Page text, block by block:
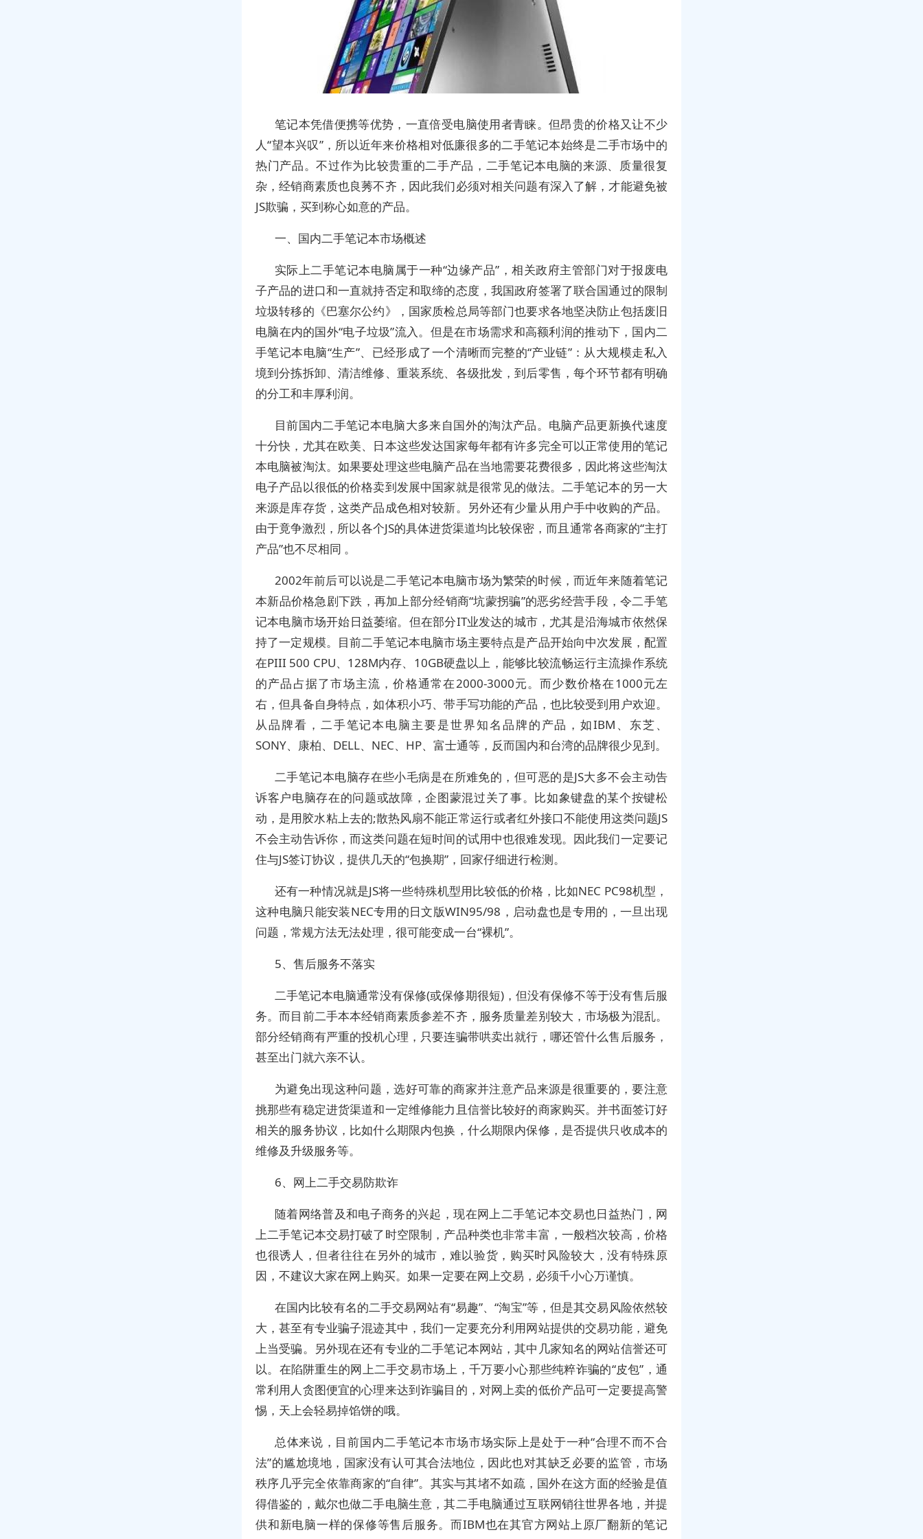
笔记本凭借便携等优势，一直倍受电脑使用者青睐。但昂贵的价格又让不少
人“望本兴叹”，所以近年来价格相对低廉很多的二手笔记本始终是二手市场中的
热门产品。不过作为比较贵重的二手产品，二手笔记本电脑的来源、质量很复
杂，经销商素质也良莠不齐，因此我们必须对相关问题有深入了解，才能避免被
JS欺骗，买到称心如意的产品。
一、国内二手笔记本市场概述
实际上二手笔记本电脑属于一种“边缘产品”，相关政府主管部门对于报废电
子产品的进口和一直就持否定和取缔的态度，我国政府签署了联合国通过的限制
垃圾转移的《巴塞尔公约》，国家质检总局等部门也要求各地坚决防止包括废旧
电脑在内的国外“电子垃圾”流入。但是在市场需求和高额利润的推动下，国内二
手笔记本电脑“生产”、已经形成了一个清晰而完整的“产业链”：从大规模走私入
境到分拣拆卸、清洁维修、重装系统、各级批发，到后零售，每个环节都有明确
的分工和丰厚利润。
目前国内二手笔记本电脑大多来自国外的淘汰产品。电脑产品更新换代速度
十分快，尤其在欧美、日本这些发达国家每年都有许多完全可以正常使用的笔记
本电脑被淘汰。如果要处理这些电脑产品在当地需要花费很多，因此将这些淘汰
电子产品以很低的价格卖到发展中国家就是很常见的做法。二手笔记本的另一大
来源是库存货，这类产品成色相对较新。另外还有少量从用户手中收购的产品。
由于竟争激烈，所以各个JS的具体进货渠道均比较保密，而且通常各商家的“主打
产品”也不尽相同 。
2002年前后可以说是二手笔记本电脑市场为繁荣的时候，而近年来随着笔记
本新品价格急剧下跌，再加上部分经销商“坑蒙拐骗”的恶劣经营手段，令二手笔
记本电脑市场开始日益萎缩。但在部分IT业发达的城市，尤其是沿海城市依然保
持了一定规模。目前二手笔记本电脑市场主要特点是产品开始向中次发展，配置
在PIII 500 CPU、128M内存、10GB硬盘以上，能够比较流畅运行主流操作系统
的产品占据了市场主流，价格通常在2000-3000元。而少数价格在1000元左
右，但具备自身特点，如体积小巧、带手写功能的产品，也比较受到用户欢迎。
从品牌看，二手笔记本电脑主要是世界知名品牌的产品，如IBM、东芝、
SONY、康柏、DELL、NEC、HP、富士通等，反而国内和台湾的品牌很少见到。
二手笔记本电脑存在些小毛病是在所难免的，但可恶的是JS大多不会主动告
诉客户电脑存在的问题或故障，企图蒙混过关了事。比如象键盘的某个按键松
动，是用胶水粘上去的;散热风扇不能正常运行或者红外接口不能使用这类问题JS
不会主动告诉你，而这类问题在短时间的试用中也很难发现。因此我们一定要记
住与JS签订协议，提供几天的“包换期”，回家仔细进行检测。
还有一种情况就是JS将一些特殊机型用比较低的价格，比如NEC PC98机型，
这种电脑只能安装NEC专用的日文版WIN95/98，启动盘也是专用的，一旦出现
问题，常规方法无法处理，很可能变成一台“裸机”。
5、售后服务不落实
二手笔记本电脑通常没有保修(或保修期很短)，但没有保修不等于没有售后服
务。而目前二手本本经销商素质参差不齐，服务质量差别较大，市场极为混乱。
部分经销商有严重的投机心理，只要连骗带哄卖出就行，哪还管什么售后服务，
甚至出门就六亲不认。
为避免出现这种问题，选好可靠的商家并注意产品来源是很重要的，要注意
挑那些有稳定进货渠道和一定维修能力且信誉比较好的商家购买。并书面签订好
相关的服务协议，比如什么期限内包换，什么期限内保修，是否提供只收成本的
维修及升级服务等。
6、网上二手交易防欺诈
随着网络普及和电子商务的兴起，现在网上二手笔记本交易也日益热门，网
上二手笔记本交易打破了时空限制，产品种类也非常丰富，一般档次较高，价格
也很诱人，但者往往在另外的城市，难以验货，购买时风险较大，没有特殊原
因，不建议大家在网上购买。如果一定要在网上交易，必须千小心万谨慎。
在国内比较有名的二手交易网站有“易趣”、“淘宝”等，但是其交易风险依然较
大，甚至有专业骗子混迹其中，我们一定要充分利用网站提供的交易功能，避免
上当受骗。另外现在还有专业的二手笔记本网站，其中几家知名的网站信誉还可
以。在陷阱重生的网上二手交易市场上，千万要小心那些纯粹诈骗的“皮包”，通
常利用人贪图便宜的心理来达到诈骗目的，对网上卖的低价产品可一定要提高警
惕，天上会轻易掉馅饼的哦。
总体来说，目前国内二手笔记本市场市场实际上是处于一种“合理不而不合
法”的尴尬境地，国家没有认可其合法地位，因此也对其缺乏必要的监管，市场
秩序几乎完全依靠商家的“自律”。其实与其堵不如疏，国外在这方面的经验是值
得借鉴的，戴尔也做二手电脑生意，其二手电脑通过互联网销往世界各地，并提
供和新电脑一样的保修等售后服务。而IBM也在其官方网站上原厂翻新的笔记